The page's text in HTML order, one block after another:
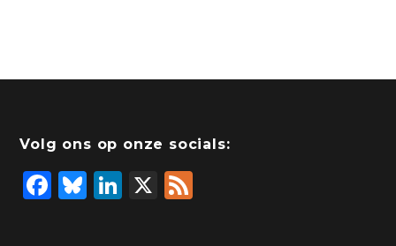
Volg ons op onze socials:
F
Bl
Li
X